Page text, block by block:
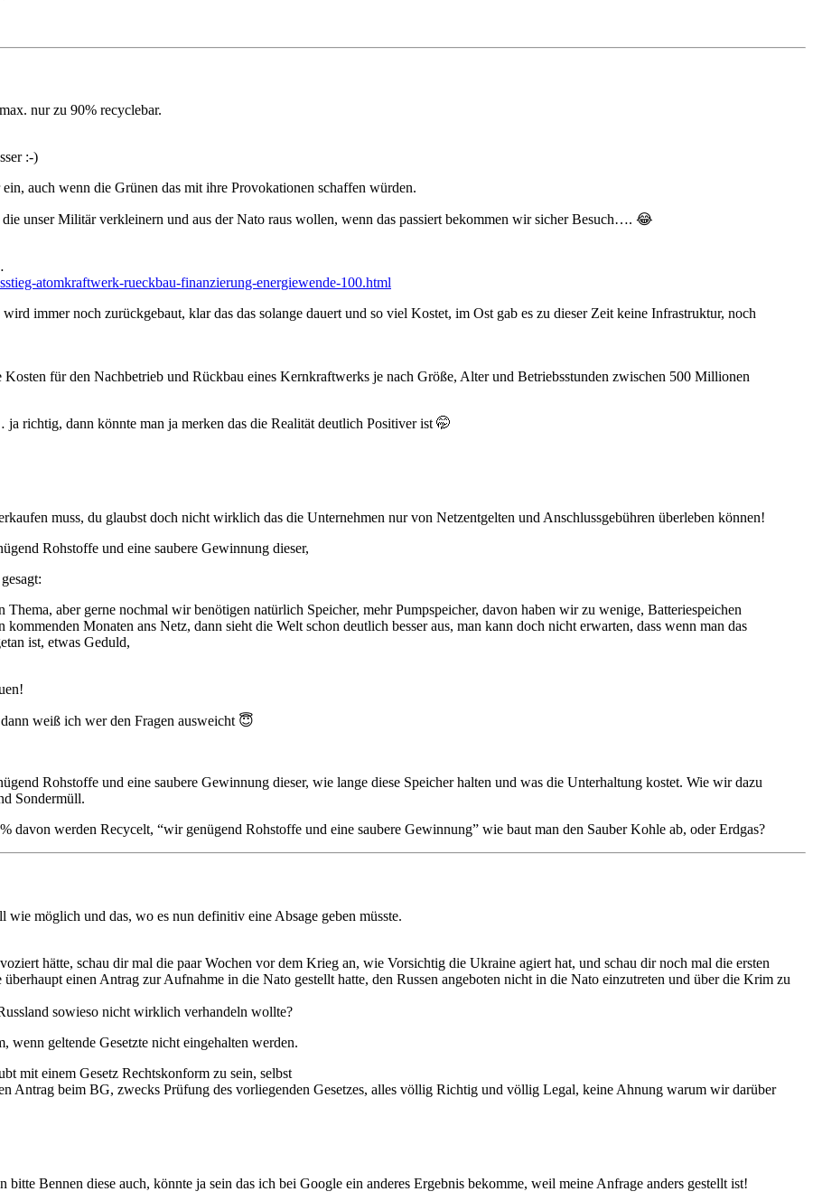
nur zu 90% recyclebar.
:-)
auch wenn die Grünen das mit ihre Provokationen schaffen würden.
unser Militär verkleinern und aus der Nato raus wollen, wenn das passiert bekommen wir sicher Besuch…. 😂
atomkraftwerk-rueckbau-finanzierung-energiewende-100.html
immer noch zurückgebaut, klar das das solange dauert und so viel Kostet, im Ost gab es zu dieser Zeit keine Infrastruktur, noch
für den Nachbetrieb und Rückbau eines Kernkraftwerks je nach Größe, Alter und Betriebsstunden zwischen 500 Millionen
richtig, dann könnte man ja merken das die Realität deutlich Positiver ist 🤭
muss, du glaubst doch nicht wirklich das die Unternehmen nur von Netzentgelten und Anschlussgebühren überleben können!
Rohstoffe und eine saubere Gewinnung dieser,
aber gerne nochmal wir benötigen natürlich Speicher, mehr Pumpspeicher, davon haben wir zu wenige, Batteriespeichen
Monaten ans Netz, dann sieht die Welt schon deutlich besser aus, man kann doch nicht erwarten, dass wenn man das
ist, etwas Geduld,
weiß ich wer den Fragen ausweicht 😇
Rohstoffe und eine saubere Gewinnung dieser, wie lange diese Speicher halten und was die Unterhaltung kostet. Wie wir dazu
Sondermüll.
davon werden Recycelt, “wir genügend Rohstoffe und eine saubere Gewinnung” wie baut man den Sauber Kohle ab, oder Erdgas?
möglich und das, wo es nun definitiv eine Absage geben müsste.
hätte, schau dir mal die paar Wochen vor dem Krieg an, wie Vorsichtig die Ukraine agiert hat, und schau dir noch mal die ersten
einen Antrag zur Aufnahme in die Nato gestellt hatte, den Russen angeboten nicht in die Nato einzutreten und über die Krim zu
sowieso nicht wirklich verhandeln wollte?
wenn geltende Gesetzte nicht eingehalten werden.
mit einem Gesetz Rechtskonform zu sein, selbst
Antrag beim BG, zwecks Prüfung des vorliegenden Gesetzes, alles völlig Richtig und völlig Legal, keine Ahnung warum wir darüber
Bennen diese auch, könnte ja sein das ich bei Google ein anderes Ergebnis bekomme, weil meine Anfrage anders gestellt ist!